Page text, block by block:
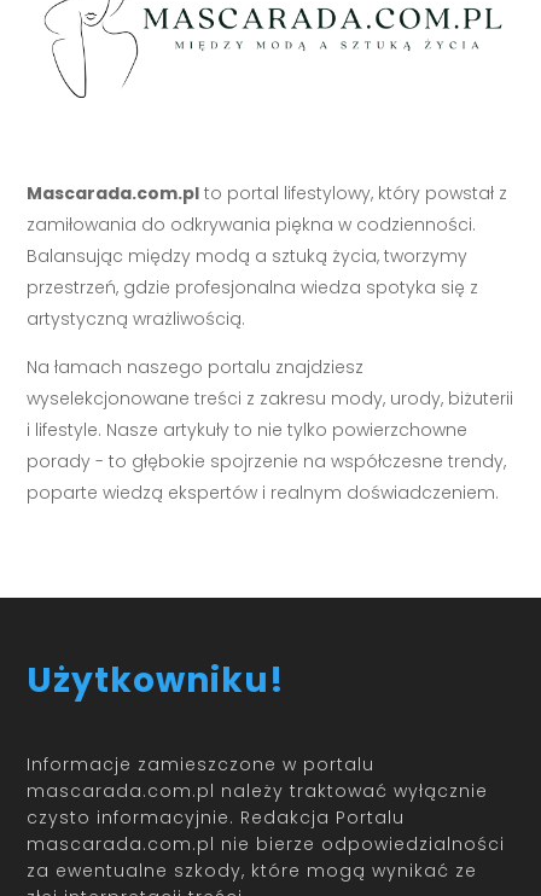
Mascarada.com.pl to portal lifestylowy, który powstał z
zamiłowania do odkrywania piękna w codzienności.
Balansując między modą a sztuką życia, tworzymy
przestrzeń, gdzie profesjonalna wiedza spotyka się z
artystyczną wrażliwością.
Na łamach naszego portalu znajdziesz
wyselekcjonowane treści z zakresu mody, urody, biżuterii
i lifestyle. Nasze artykuły to nie tylko powierzchowne
porady - to głębokie spojrzenie na współczesne trendy,
poparte wiedzą ekspertów i realnym doświadczeniem.
Użytkowniku!
Informacje zamieszczone w portalu
mascarada.com.pl należy traktować wyłącznie
czysto informacyjnie. Redakcja Portalu
mascarada.com.pl nie bierze odpowiedzialności
za ewentualne szkody, które mogą wynikać ze